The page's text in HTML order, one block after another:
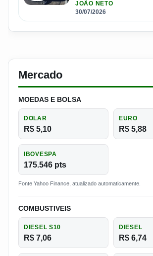
JOÃO NETO
30/07/2026
Mercado
MOEDAS E BOLSA
DOLAR
R$ 5,10
EURO
R$ 5,88
IBOVESPA
175.546 pts
Fonte Yahoo Finance, atualizado automaticamente.
COMBUSTIVEIS
DIESEL S10
R$ 7,06
DIESEL
R$ 6,74